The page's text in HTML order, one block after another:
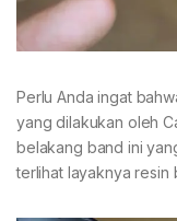
Perlu Anda ingat
yang dilakukan oleh
belakang band ini
terlihat layaknya resin